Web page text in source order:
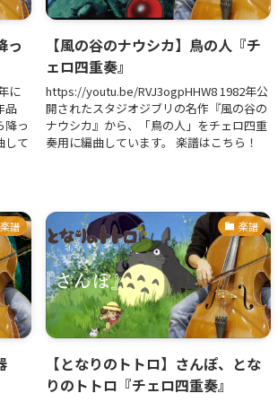
っ
に
品
降っ
して
【風の谷のナウシカ】鳥の人『チ
ェロ四重奏』
https://youtu.be/RVJ3ogpHHW8 1982年公
開されたスタジオジブリの名作『風の谷の
ナウシカ』から、「鳥の人」をチェロ四重
奏用に編曲しています。 楽譜はこちら！
楽譜 楽譜
【となりのトトロ】さんぽ、とな
りのトトロ『チェロ四重奏』